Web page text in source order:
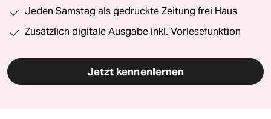
Jeden Samstag als gedruckte Zeitung frei Haus
Zusätzlich digitale Ausgabe inkl. Vorlesefunktion
Jetzt kennenlernen